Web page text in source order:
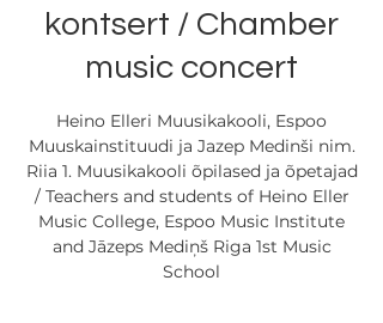
kontsert / Chamber
music concert
Heino Elleri Muusikakooli, Espoo
Muuskainstituudi ja Jazep Medinši nim.
Riia 1. Muusikakooli õpilased ja õpetajad
/ Teachers and students of Heino Eller
Music College, Espoo Music Institute
and Jāzeps Mediņš Riga 1st Music
School